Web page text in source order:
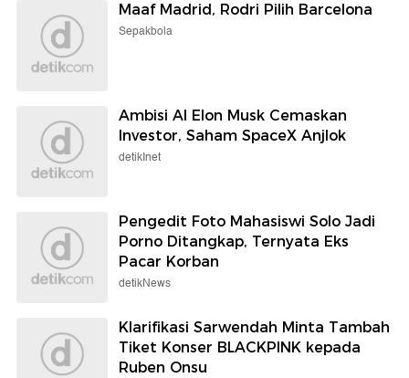
Maaf Madrid, Rodri Pilih Barcelona
Sepakbola
Ambisi AI Elon Musk Cemaskan
Investor, Saham SpaceX Anjlok
detikInet
Pengedit Foto Mahasiswi Solo Jadi
Porno Ditangkap, Ternyata Eks
Pacar Korban
detikNews
Klarifikasi Sarwendah Minta Tambah
Tiket Konser BLACKPINK kepada
Ruben Onsu